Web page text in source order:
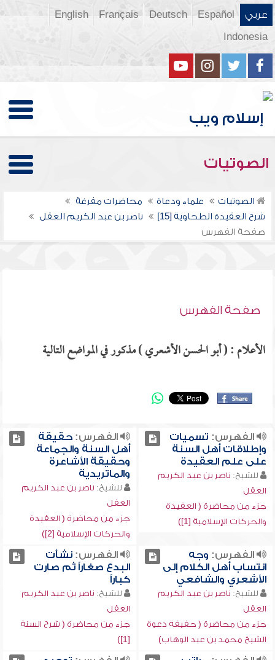
عربي Español
Deutsch
Français
English
Indonesia
الصوتيات
الصوتيات علماء ودعاة
محاضرات مفرغة
شرح العقيدة الطحاوية [15]
ناصر بن عبد الكريم العقل
صفحة الفهرس
صفحة الفهرس
الأعلام : ( أبو الحسن الأشعري ) مذكور في المواضع التالية
الفهرس: تسميات
وإطلاقات أهل السنة
على علم العقيدة
للشيخ: ناصر بن عبد الكريم
العقل
جزء من محاضرة ( العقيدة
والحركات الإسلامية [1])
الفهرس:حقيقة
أهل السنة والجماعة
وحقيقة الأشاعرة
والماتريدية
للشيخ: ناصر بن عبد الكريم
العقل
جزء من محاضرة ( العقيدة
والحركات الإسلامية [2])
الفهرس: وجه
انتساب أهل الكلام إلى
الأشعري والشافعي
للشيخ: ناصر بن عبد الكريم
العقل
جزء من محاضرة ( حقيقة دعوة
الشيخ محمد بن عبد الوهاب)
الفهرس:نشأت
البدع صغاراً ثم صارت
كباراً
للشيخ: ناصر بن عبد الكريم
العقل
جزء من محاضرة ( شرح السنة
[1])